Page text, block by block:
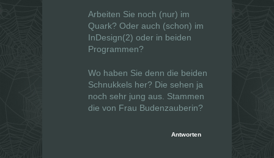
Arbeiten Sie noch (nur) im
Quark? Oder auch (schon) im
InDesign(2) oder in beiden
Programmen?
Wo haben Sie denn die beiden
Schnukkels her? Die sehen ja
noch sehr jung aus. Stammen
die von Frau Budenzauberin?
Antworten